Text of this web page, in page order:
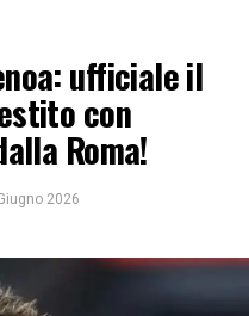
ufficiale il
con
Roma!
2026